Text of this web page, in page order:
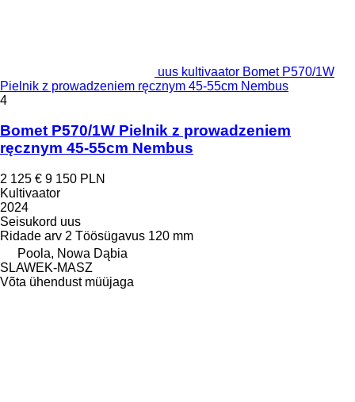
uus kultivaator Bomet P570/1W
Pielnik z prowadzeniem ręcznym 45-55cm Nembus
4
Bomet P570/1W Pielnik z prowadzeniem
ręcznym 45-55cm Nembus
2 125 € 9 150 PLN
Kultivaator
2024
Seisukord uus
Ridade arv 2 Töösügavus 120 mm
Poola, Nowa Dąbia
SLAWEK-MASZ
Võta ühendust müüjaga